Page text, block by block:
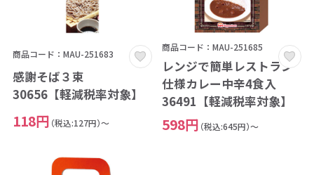
商品コード：MAU-251683
感謝そば３束
30656【軽減税率対象】
118円 （税込:127円）～
商品コード：MAU-251685
レンジで簡単レストラン
仕様カレー中辛4食入
36491【軽減税率対象】
598円 （税込:645円）～